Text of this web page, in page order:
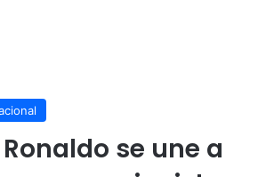
se une a